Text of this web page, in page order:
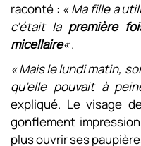
raconté : « Ma fille a
c’était la première
micellaire«.
« Mais le lundi matin,
qu’elle pouvait à
expliqué. Le visage
gonflement
plus ouvrir ses